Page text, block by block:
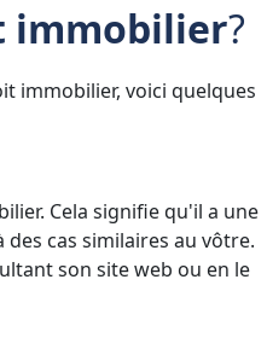
immobilier?
immobilier, voici quelques
Cela signifie qu'il a une
cas similaires au vôtre.
son site web ou en le